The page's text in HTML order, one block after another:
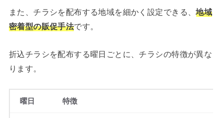
また、チラシを配布する地域を細かく設定できる、地域
密着型の販促手法です。
折込チラシを配布する曜日ごとに、チラシの特徴が異な
ります。
曜日 特徴